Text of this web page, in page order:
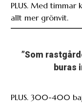
PLUS. Med timmar
allt mer grönvit.
”Som
buras
PLUS. 300-400